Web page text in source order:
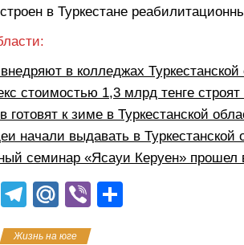
в Туркестане
в колледжах Туркестанской
стоимостью 1,3 млрд тенге строят
готовят к зиме в Туркестанской
начали выдавать в Туркестанской
семинар «Ясауи Керуен» прошел
O
T
M Vi
Жизнь на юге